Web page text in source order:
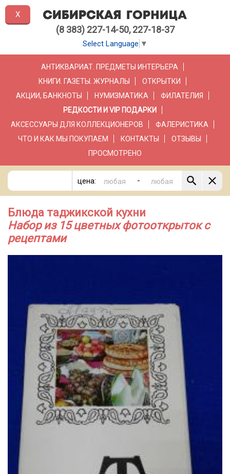
(8 383) 227-14-50, 227-18-37
Select Language ▼
АНТИКВАРИАТ. ПРЕДМЕТЫ ИНТЕРЬЕРА
КНИГИ. ГАЗЕТЫ. ЖУРНАЛЫ
ОТКРЫТКИ
АКЦИИ, БАНКНОТЫ
НУМИЗМАТИКА
ФИЛАТЕЛИЯ
РЕДКОСТИ И VIP ПОДАРКИ
АКСЕССУАРЫ ДЛЯ КОЛЛЕКЦИОНЕРОВ
ФАЛЕРИСТИКА
ЧТО И КАК МЫ ПОКУПАЕМ
КОНТАКТЫ
ОТЗЫВЫ
ПРОСМОТРЕНО
цена: -
Блюда таджикской кухни
Набор из 15 цветных фотооткрыток с
рецептами
X